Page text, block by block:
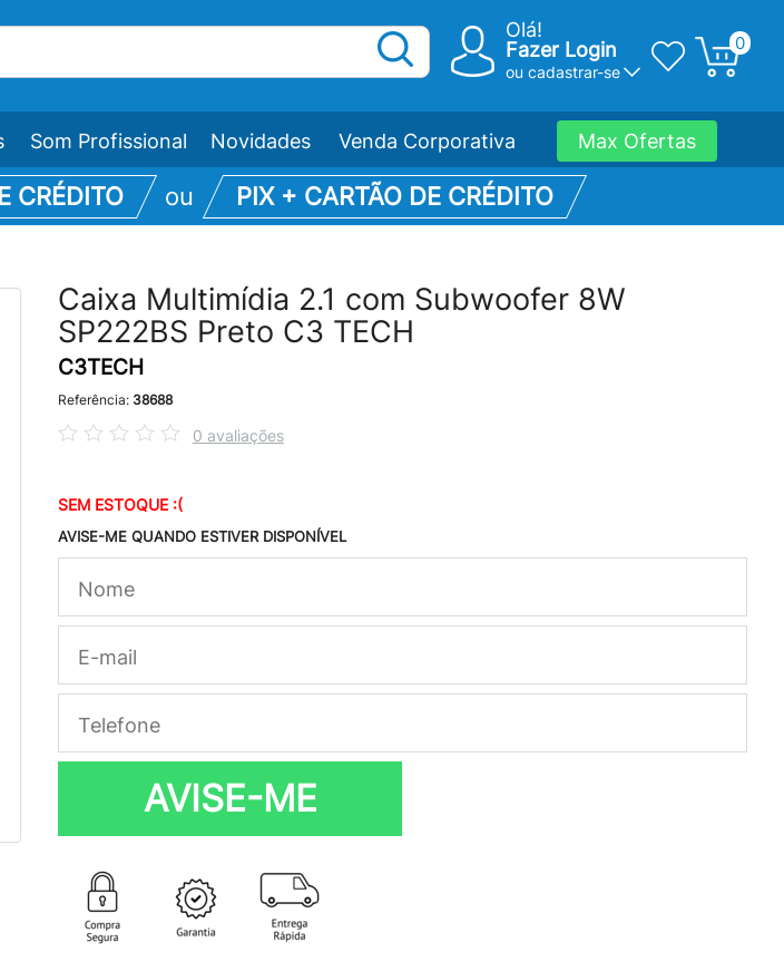
Olá!
Fazer Login
ou cadastrar-se
0
Som Profissional Novidades Venda Corporativa Max Ofertas
CRÉDITO ou PIX + CARTÃO DE CRÉDITO
Caixa Multimídia 2.1 com Subwoofer 8W
SP222BS Preto C3 TECH
C3TECH
Referência: 38688
0 avaliações
SEM ESTOQUE :(
AVISE-ME QUANDO ESTIVER DISPONÍVEL
AVISE-ME